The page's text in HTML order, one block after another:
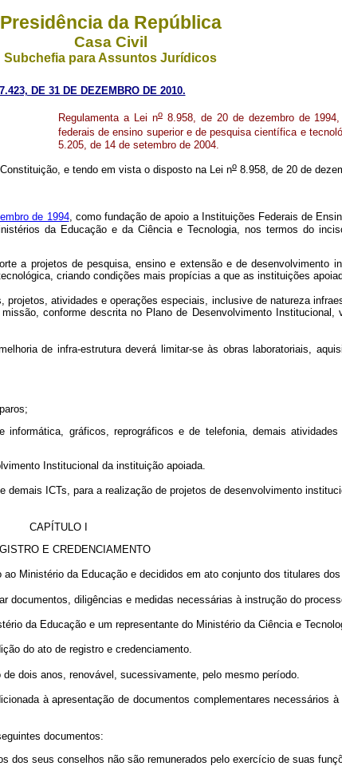
Presidência da República
Casa Civil
Subchefia para Assuntos Jurídicos
DE 31 DE DEZEMBRO DE 2010.
Regulamenta a Lei no8.958, de 20 de dezembro de
federais de ensino superior e de pesquisa científica e
5.205, de 14 de setembro de 2004.
e tendo em vista o disposto na Lei no8.958, de 20 de
de 1994, como fundação de apoio a Instituições Federais de
da Educação e da Ciência e Tecnologia, nos termos do
a projetos de pesquisa, ensino e extensão e de desenvolvimento
criando condições mais propícias a que as instituições
atividades e operações especiais, inclusive de natureza
conforme descrita no Plano de Desenvolvimento Institucional,
de infra-estrutura deverá limitar-se às obras laboratoriais,
gráficos, reprográficos e de telefonia, demais
Institucional da instituição apoiada.
ICTs, para a realização de projetos de desenvolvimento
CAPÍTULO I
E CREDENCIAMENTO
Ministério da Educação e decididos em ato conjunto dos titulares
diligências e medidas necessárias à instrução do
da Educação e um representante do Ministério da Ciência e
do ato de registro e credenciamento.
dois anos, renovável, sucessivamente, pelo mesmo período.
à apresentação de documentos complementares
documentos:
dos seus conselhos não são remunerados pelo exercício de suas